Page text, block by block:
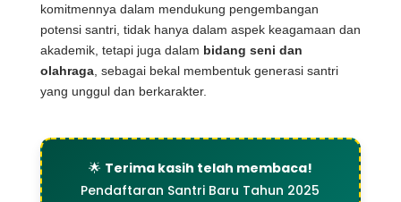
komitmennya dalam mendukung pengembangan
potensi santri, tidak hanya dalam aspek keagamaan dan
akademik, tetapi juga dalam bidang seni dan
olahraga, sebagai bekal membentuk generasi santri
yang unggul dan berkarakter.
🌟 Terima kasih telah membaca!
Pendaftaran Santri Baru Tahun 2025